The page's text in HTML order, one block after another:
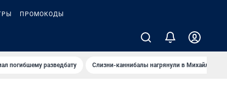
ПРОМОКОДЫ
погибшему разведбату Слизни-каннибалы нагрянули в Михайлов